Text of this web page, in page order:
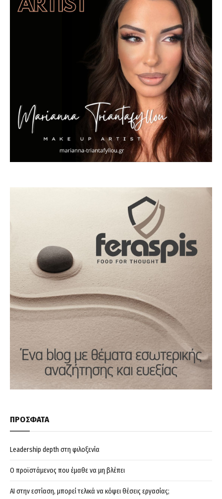
ΠΡΟΣΦΑΤΑ
Leadership depth στη φιλοξενία
Ο προϊστάμενος που έμαθε να μη βλέπει
AI στην εστίαση, μπορεί τελικά να κόψει θέσεις εργασίας;